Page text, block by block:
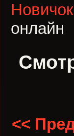
Новичок
онлайн
<<